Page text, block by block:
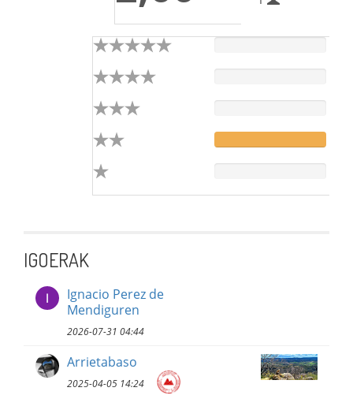
IGOERAK
Ignacio Perez de
Mendiguren
2026-07-31 04:44
Arrietabaso
2025-04-05 14:24